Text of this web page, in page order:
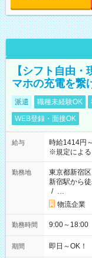
【シフト自由
マホの充電を繋
派遣 職種未経験OK
WEB登録・面接OK
給与
時給1414円
※規定による
勤務地
東京都新宿区
新宿駅から
/ …
物流企業
勤務時間 9:00～18:00
期間 即日～OK！